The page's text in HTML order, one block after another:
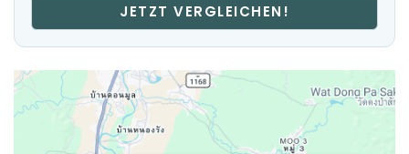
JETZT VERGLEICHEN!